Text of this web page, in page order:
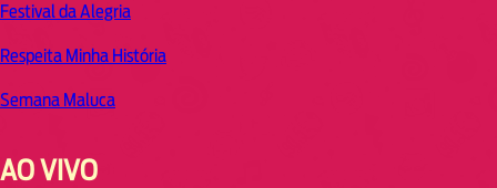
Festival da Alegria
Respeita Minha História
Semana Maluca
AO VIVO